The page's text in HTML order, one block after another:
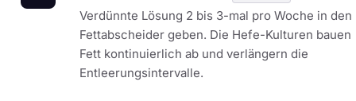
Verdünnte Lösung 2 bis 3-mal pro Woche in den
Fettabscheider geben. Die Hefe-Kulturen bauen
Fett kontinuierlich ab und verlängern die
Entleerungsintervalle.